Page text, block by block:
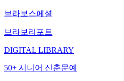
브라보스페셜
브라보리포트
DIGITAL LIBRARY
50+ 시니어 신춘문예